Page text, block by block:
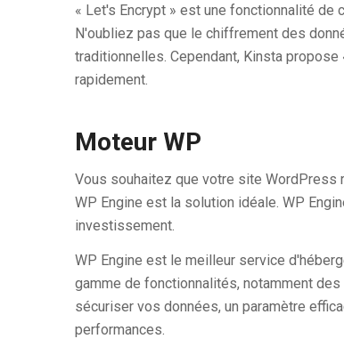
« Let's Encrypt » est une fonctionnalité
N'oubliez pas que le chiffrement des
traditionnelles. Cependant, Kinsta
rapidement.
Moteur WP
Vous souhaitez que votre site WordPress
WP Engine est la solution idéale. WP
investissement.
WP Engine est le meilleur service
gamme de fonctionnalités, notamment
sécuriser vos données, un paramètre
performances.